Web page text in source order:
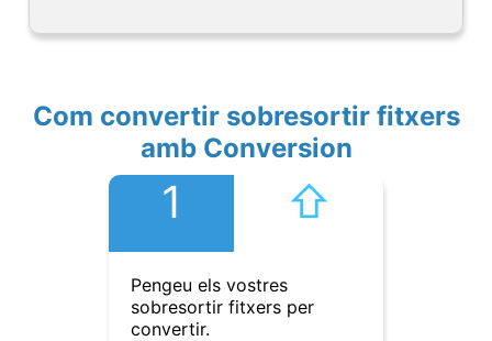
Com convertir sobresortir fitxers
amb Conversion
1 ⇧︎
Pengeu els vostres
sobresortir fitxers per
convertir.